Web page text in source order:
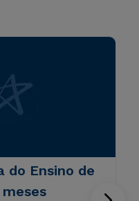
do Ensino de